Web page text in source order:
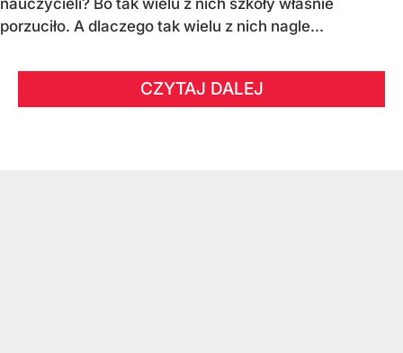
porzuciło. A dlaczego tak wielu z nich nagle...
CZYTAJ DALEJ